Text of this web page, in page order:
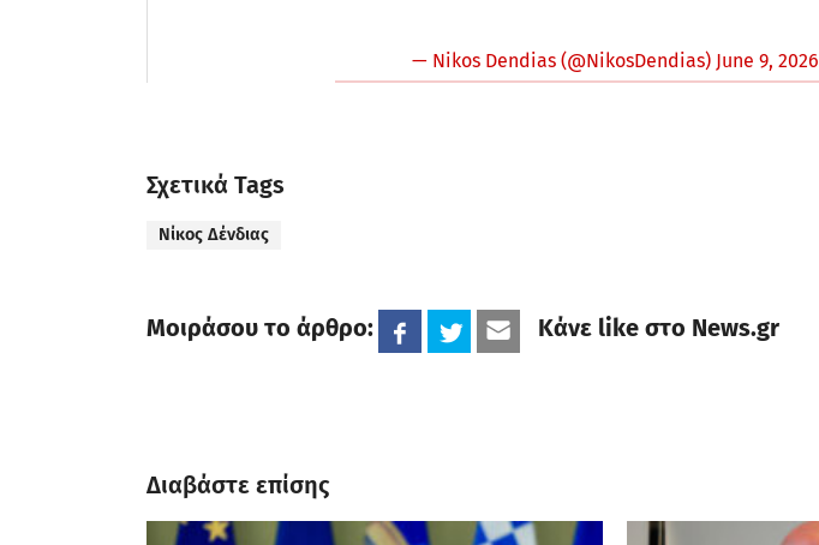
— Nikos Dendias (@NikosDendias) June 9, 2026
Σχετικά Tags
Νίκος Δένδιας
Μοιράσου το άρθρο: Κάνε like στο News.gr
Διαβάστε επίσης